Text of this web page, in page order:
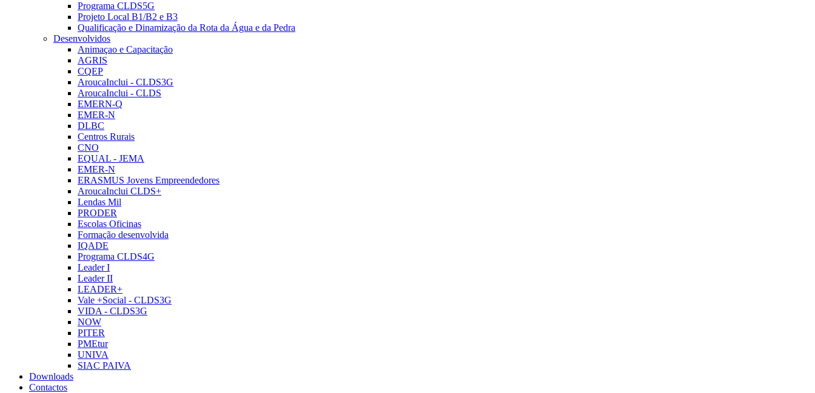
Programa CLDS5G
Projeto Local B1/B2 e B3
Qualificação e Dinamização da Rota da Água e da Pedra
Desenvolvidos
Animaçao e Capacitação
AGRIS
CQEP
AroucaInclui - CLDS3G
AroucaInclui - CLDS
EMERN-Q
EMER-N
DLBC
Centros Rurais
CNO
EQUAL - JEMA
EMER-N
ERASMUS Jovens Empreendedores
AroucaInclui CLDS+
Lendas Mil
PRODER
Escolas Oficinas
Formação desenvolvida
IQADE
Programa CLDS4G
Leader I
Leader II
LEADER+
Vale +Social - CLDS3G
VIDA - CLDS3G
NOW
PITER
PMEtur
UNIVA
SIAC PAIVA
Downloads
Contactos